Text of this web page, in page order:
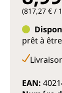
(817,27 € /
prêt à
EAN: